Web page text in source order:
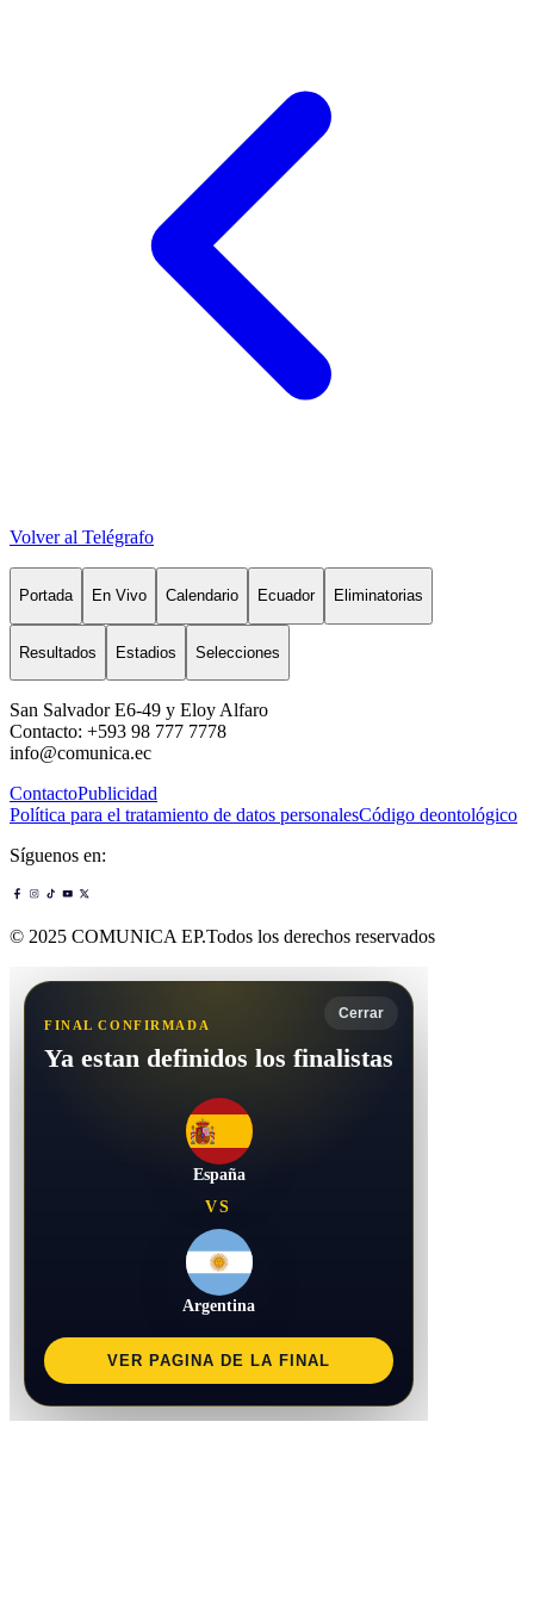
Volver al Telégrafo
Portada En Vivo Calendario Ecuador Eliminatorias
Resultados Estadios Selecciones
San Salvador E6-49 y Eloy Alfaro
Contacto: +593 98 777 7778
info@comunica.ec
ContactoPublicidad
Política para el tratamiento de datos personalesCódigo deontológico
Síguenos en:
© 2025 COMUNICA EP.Todos los derechos reservados
Cerrar
FINAL CONFIRMADA
Ya estan definidos los finalistas
España
VS
Argentina
VER PAGINA DE LA FINAL